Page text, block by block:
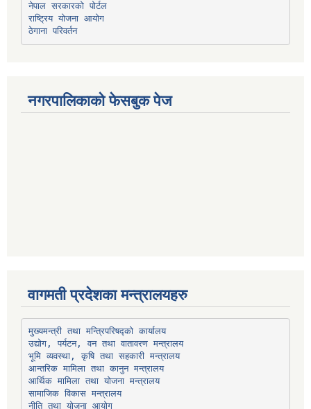
नेपाल सरकारको पोर्टल
राष्ट्रिय योजना आयोग
ठेगाना परिवर्तन
नगरपालिकाको फेसबुक पेज
वागमती प्रदेशका मन्त्रालयहरु
मुख्यमन्त्री तथा मन्त्रिपरिषद्को कार्यालय
उद्योग, पर्यटन, वन तथा वातावरण मन्त्रालय
भूमि व्यवस्था, कृषि तथा सहकारी मन्त्रालय
आन्तरिक मामिला तथा कानुन मन्त्रालय
आर्थिक मामिला तथा योजना मन्त्रालय
सामाजिक विकास मन्त्रालय
नीति तथा योजना आयोग